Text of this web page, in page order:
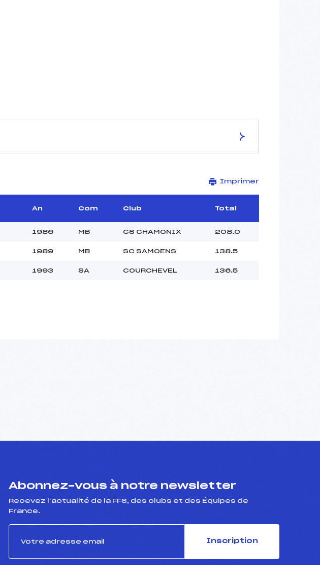
–
Juge B :
–
Juge C :
Imprimer
An Com Club Total
1986 MB CS CHAMONIX 208.0
1989 MB SC SAMOENS 138.5
1993 SA COURCHEVEL 136.5
Abonnez-vous à notre newsletter
Recevez l’actualité de la FFS, des clubs et des Équipes de
France.
Inscription